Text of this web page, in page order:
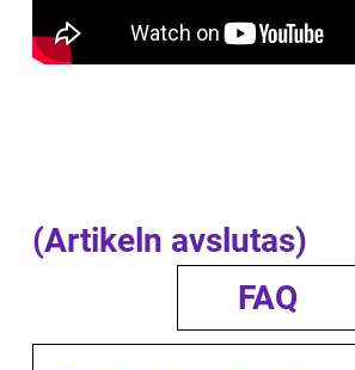
(Artikeln avslutas)
FAQ